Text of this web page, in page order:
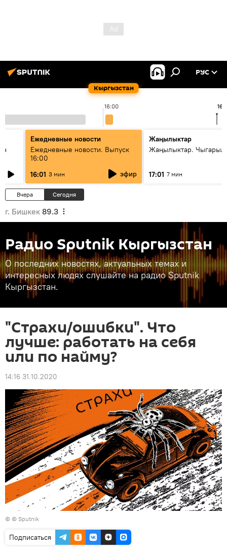
Кыргызстан
РУС
16:00
Ежедневные новости
Ежедневные новости. Выпуск
16:00
16:01 3 мин эфир
Жаңылыктар
Жаңылыктар.
17:01 7 мин
Вчера Сегодня
г. Бишкек 89.3
Радио Sputnik Кыргызстан
О последних новостях, актуальных темах и
интересных людях слушайте на радио Sputnik
Кыргызстан.
"Страхи/ошибки". Что
лучше: работать на себя
или по найму?
14:16 31.10.2020
© © Sputnik
Подписаться